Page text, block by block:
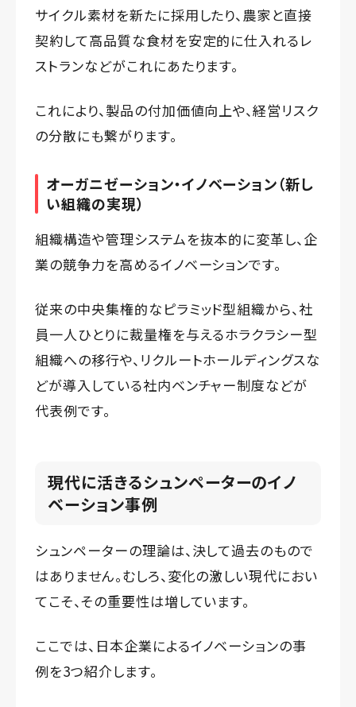
サイクル素材を新たに採用したり、農家と直接
契約して高品質な食材を安定的に仕入れるレ
ストランなどがこれにあたります。
これにより、製品の付加価値向上や、経営リスク
の分散にも繋がります。
オーガニゼーション・イノベーション（新し
い組織の実現）
組織構造や管理システムを抜本的に変革し、企
業の競争力を高めるイノベーションです。
従来の中央集権的なピラミッド型組織から、社
員一人ひとりに裁量権を与えるホラクラシー型
組織への移行や、リクルートホールディングスな
どが導入している社内ベンチャー制度などが
代表例です。
現代に活きるシュンペーターのイノ
ベーション事例
シュンペーターの理論は、決して過去のもので
はありません。むしろ、変化の激しい現代におい
てこそ、その重要性は増しています。
ここでは、日本企業によるイノベーションの事
例を3つ紹介します。